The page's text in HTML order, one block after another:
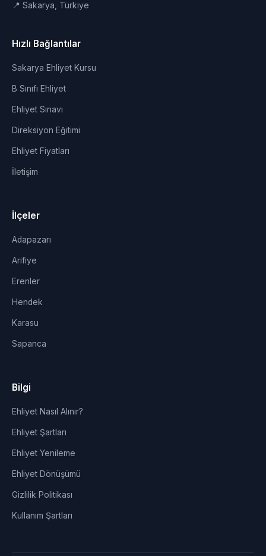
📍 Sakarya, Türkiye
Hızlı Bağlantılar
Sakarya Ehliyet Kursu
B Sınıfı Ehliyet
Ehliyet Sınavı
Direksiyon Eğitimi
Ehliyet Fiyatları
İletişim
İlçeler
Adapazarı
Arifiye
Erenler
Hendek
Karasu
Sapanca
Bilgi
Ehliyet Nasıl Alınır?
Ehliyet Şartları
Ehliyet Yenileme
Ehliyet Dönüşümü
Gizlilik Politikası
Kullanım Şartları